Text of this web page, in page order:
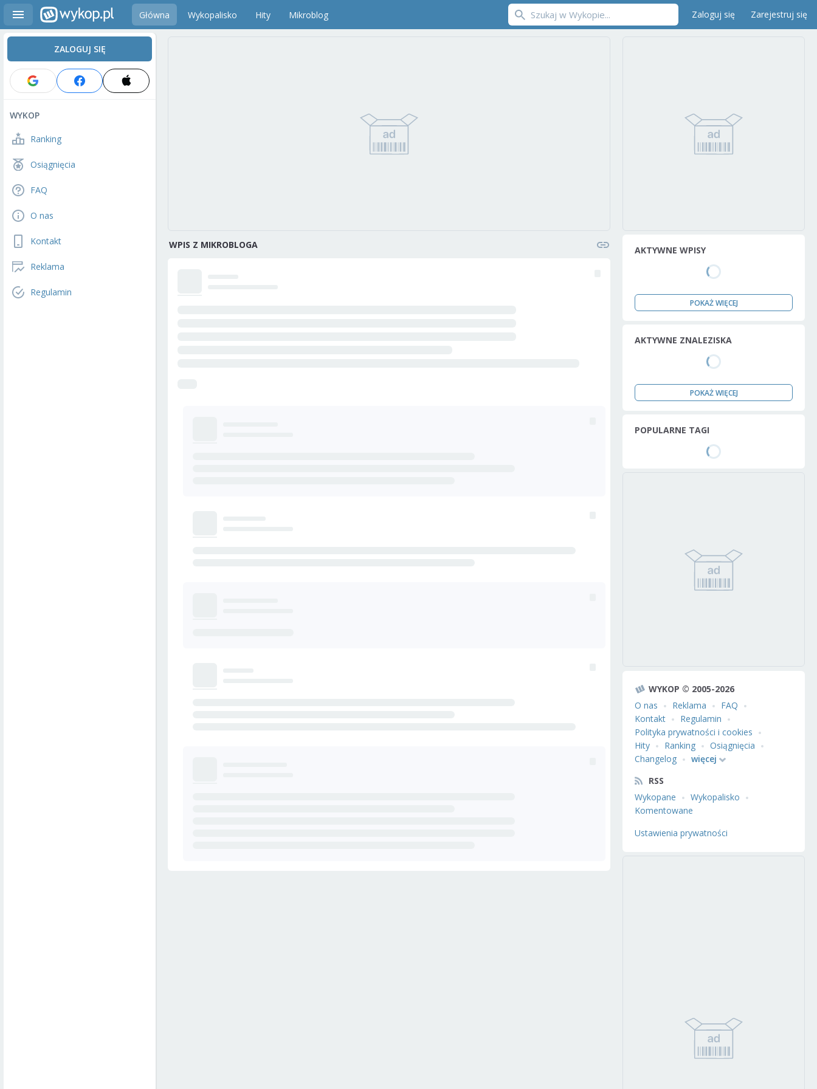
Główna Wykopalisko Hity Mikroblog Zaloguj się Zarejestruj się
ZALOGUJ SIĘ
WYKOP
Ranking
Osiągnięcia
FAQ
O nas
Kontakt
Reklama
Regulamin
WPIS Z MIKROBLOGA AKTYWNE WPISY
POKAŻ WIĘCEJ
AKTYWNE ZNALEZISKA
POKAŻ WIĘCEJ
POPULARNE TAGI
WYKOP © 2005-2026
O nas
Reklama
FAQ
Kontakt
Regulamin
Polityka prywatności i cookies
Hity
Ranking
Osiągnięcia
Changelog
więcej
RSS
Wykopane
Wykopalisko
Komentowane
Ustawienia prywatności